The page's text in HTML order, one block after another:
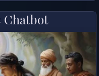
Chatbot